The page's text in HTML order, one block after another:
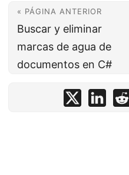
« PÁGINA ANTERIOR
Buscar y eliminar
marcas de agua de
documentos en C#